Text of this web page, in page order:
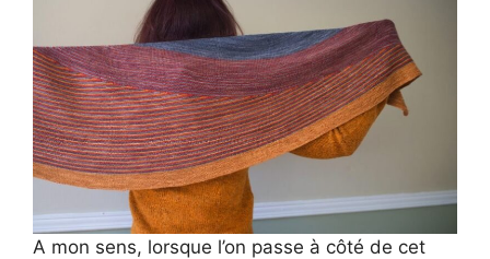
A mon sens, lorsque l’on passe à côté de cet